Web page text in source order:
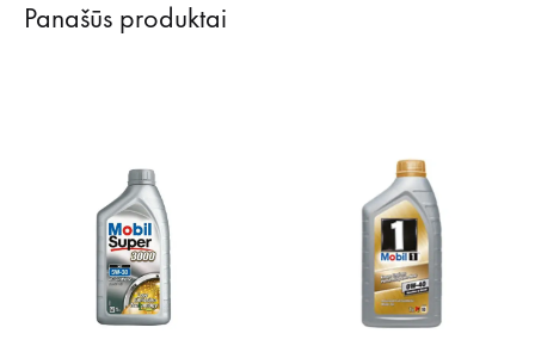
Panašūs produktai